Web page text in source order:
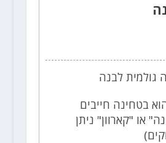
בטחינה חייבים
או "קארוון" ניתן